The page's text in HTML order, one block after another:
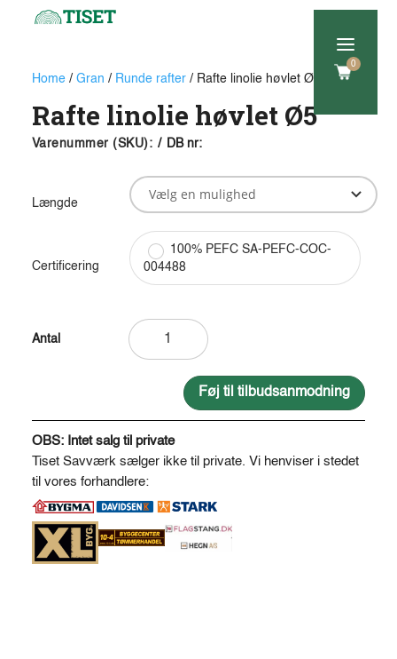
a
0
Home/ Gran / Runde rafter/ Rafte linolie høvlet Ø5
Rafte linolie høvlet Ø5
Varenummer (SKU): / DB nr:
Længde
Certificering
100% PEFC SA-PEFC-COC-
004488
Føj til tilbudsanmodning
A
l
t
e
r
n
t
OBS: Intet salg til private
Tiset Savværk sælger ikke til private. Vi henviser i stedet
til vores forhandlere: